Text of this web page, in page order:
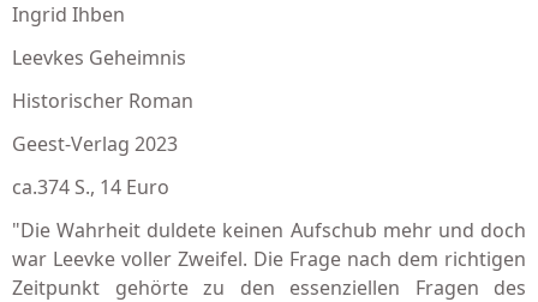
Ingrid Ihben
Leevkes Geheimnis
Historischer Roman
Geest-Verlag 2023
ca.374 S., 14 Euro
"Die Wahrheit duldete keinen Aufschub mehr und doch
war Leevke voller Zweifel. Die Frage nach dem richtigen
Zeitpunkt gehörte zu den essenziellen Fragen des